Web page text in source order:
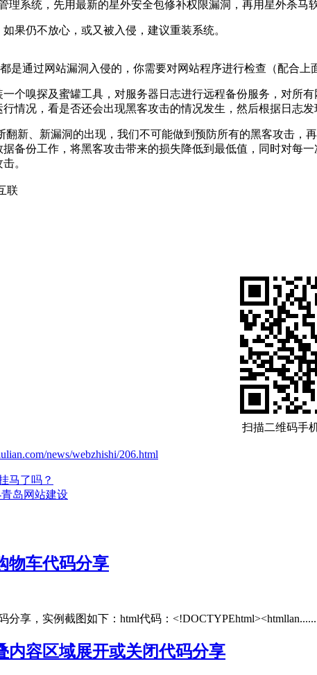
理系统，先用最新的星外安全包修补权限漏洞，再用星外杀马
果仍不放心，或又被入侵，建议重装系统。
是通过网站漏洞入侵的，你需要对网站程序进行检查（配合
个嗅探及蜜罐工具，对服务器日志进行远程备份服务，对所
情况，看是否还会出现黑客攻击的情况发生，然后根据日志发
翻新、新漏洞的出现，我们不可能做到预防所有的黑客攻击
备份工作，将黑客攻击带来的损失降低到最低值，同时对每
。
联
扫描二维码手
news/webzhishi/206.html
马了吗？
岛网站建设
物车代码分享
分享，实例截图如下：html代码：<!DOCTYPEhtml><htmllan......
内容区域展开或关闭代码分享